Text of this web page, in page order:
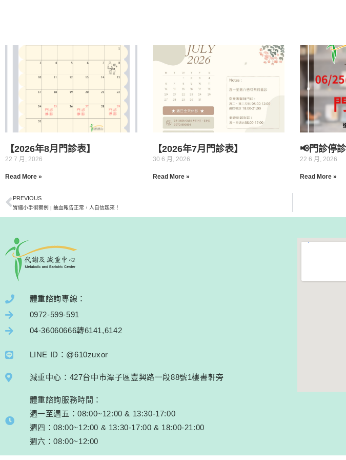
【2026年8月門診表】
22 7 月, 2026
Read More »
【2026年7月門診表】
30 6 月, 2026
Read More »
📢門診停
22 6 月, 2026
Read More »
PREVIOUS
胃縮小手術案例 | 抽血報告正常，人自信起來！
體重諮詢專線：
0972-599-591
04-36060666轉6141,6142
LINE ID：@610zuxor
減重中心：427台中市潭子區豐興路一段88號1樓書軒旁
體重諮詢服務時間：
週一至週五：08:00~12:00 & 13:30-17:00
週四：08:00~12:00 & 13:30-17:00 & 18:00-21:00
週六：08:00~12:00